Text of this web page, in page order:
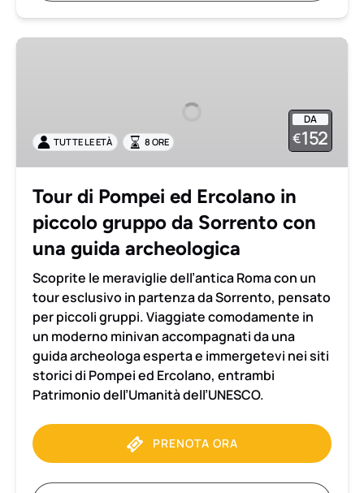
Tour
piccolo
Sorrento
con
una
guida
archeologica
DA
€152
TUTTE LE ETÀ 8 ORE
Tour di Pompei ed Ercolano in
piccolo gruppo da Sorrento con
una guida archeologica
Scoprite le meraviglie dell’antica Roma con un
tour esclusivo in partenza da Sorrento, pensato
per piccoli gruppi. Viaggiate comodamente in
un moderno minivan accompagnati da una
guida archeologa esperta e immergetevi nei siti
storici di Pompei ed Ercolano, entrambi
Patrimonio dell’Umanità dell’UNESCO.
PRENOTA ORA